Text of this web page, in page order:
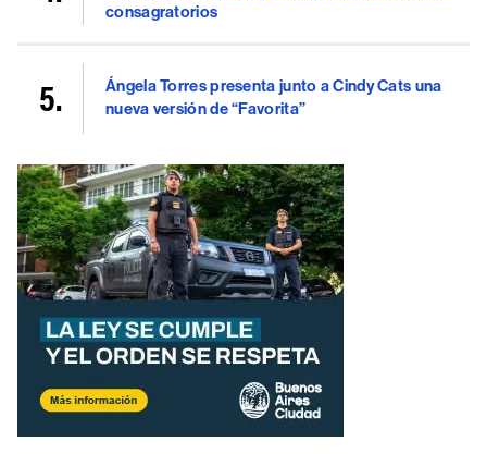
consagratorios
Ángela Torres presenta junto a Cindy Cats una
nueva versión de “Favorita”